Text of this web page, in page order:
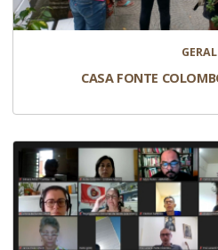
GERAL
CASA FONTE